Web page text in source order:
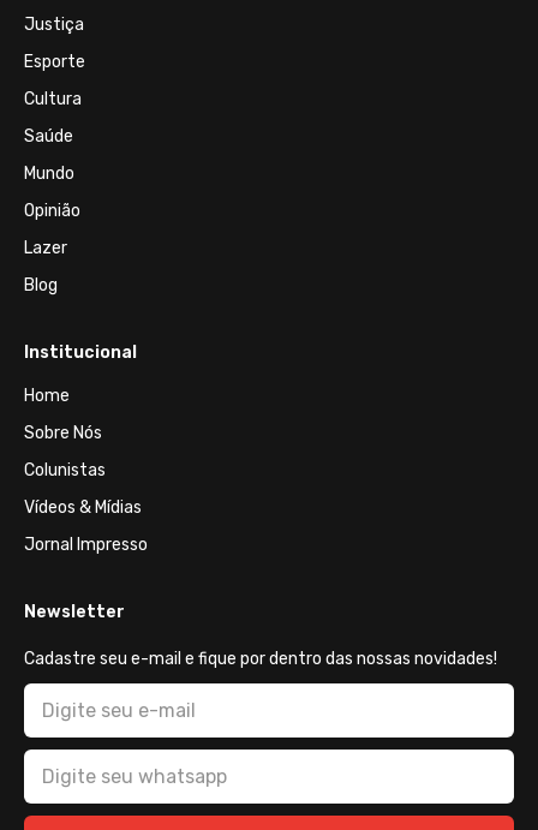
Justiça
Esporte
Cultura
Saúde
Mundo
Opinião
Lazer
Blog
Institucional
Home
Sobre Nós
Colunistas
Vídeos & Mídias
Jornal Impresso
Newsletter
Cadastre seu e-mail e fique por dentro das nossas novidades!